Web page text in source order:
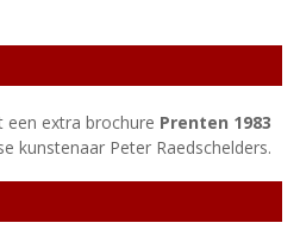
een extra brochure Prenten 1983
kunstenaar Peter Raedschelders.